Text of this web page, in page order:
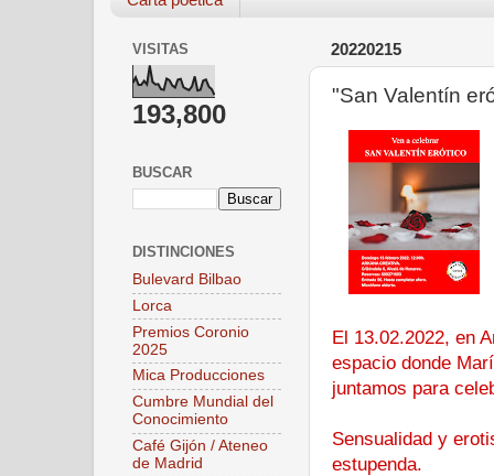
20220215
"San Valentín
El 13.02.2022, en
espacio donde
juntamos para
Sensualidad y
estupenda.
VISITAS
193,800
BUSCAR
DISTINCIONES
Bulevard Bilbao
Lorca
Premios Coronio
2025
Mica Producciones
Cumbre Mundial del
Conocimiento
Café Gijón / Ateneo
de Madrid